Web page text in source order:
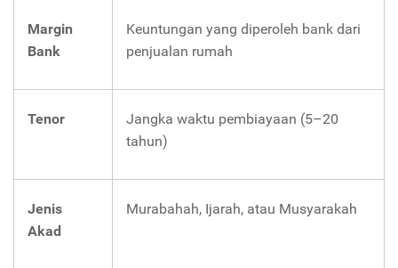
Margin
Bank
Keuntungan yang diperoleh bank dari
penjualan rumah
Tenor
Jangka waktu pembiayaan (5–20
tahun)
Jenis
Akad
Murabahah, Ijarah, atau Musyarakah